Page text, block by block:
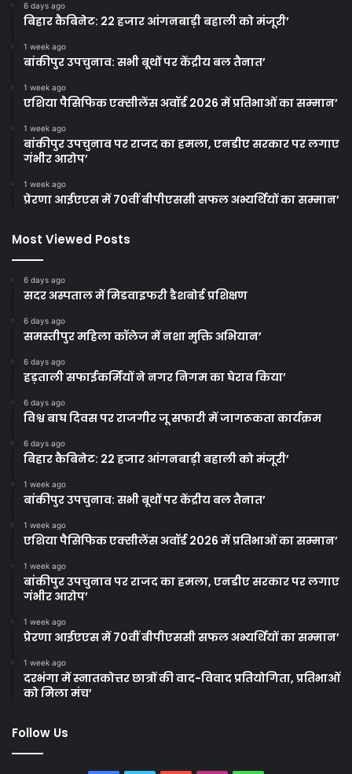
6 days ago
बिहार कैबिनेट: 22 हजार आंगनबाड़ी बहाली को मंजूरी’
1 week ago
बांकीपुर उपचुनाव: सभी बूथों पर केंद्रीय बल तैनात’
1 week ago
एशिया पैसिफिक एक्सीलेंस अवॉर्ड 2026 में प्रतिभाओं का सम्मान’
1 week ago
बांकीपुर उपचुनाव पर राजद का हमला, एनडीए सरकार पर लगाए
गंभीर आरोप’
1 week ago
प्रेरणा आईएएस में 70वीं बीपीएससी सफल अभ्यर्थियों का सम्मान’
Most Viewed Posts
6 days ago
सदर अस्पताल में मिडवाइफरी डैशबोर्ड प्रशिक्षण
6 days ago
समस्तीपुर महिला कॉलेज में नशा मुक्ति अभियान’
6 days ago
हड़ताली सफाईकर्मियों ने नगर निगम का घेराव किया’
6 days ago
विश्व बाघ दिवस पर राजगीर जू सफारी में जागरूकता कार्यक्रम
6 days ago
बिहार कैबिनेट: 22 हजार आंगनबाड़ी बहाली को मंजूरी’
1 week ago
बांकीपुर उपचुनाव: सभी बूथों पर केंद्रीय बल तैनात’
1 week ago
एशिया पैसिफिक एक्सीलेंस अवॉर्ड 2026 में प्रतिभाओं का सम्मान’
1 week ago
बांकीपुर उपचुनाव पर राजद का हमला, एनडीए सरकार पर लगाए
गंभीर आरोप’
1 week ago
प्रेरणा आईएएस में 70वीं बीपीएससी सफल अभ्यर्थियों का सम्मान’
1 week ago
दरभंगा में स्नातकोत्तर छात्रों की वाद-विवाद प्रतियोगिता, प्रतिभाओं
को मिला मंच’
Follow Us